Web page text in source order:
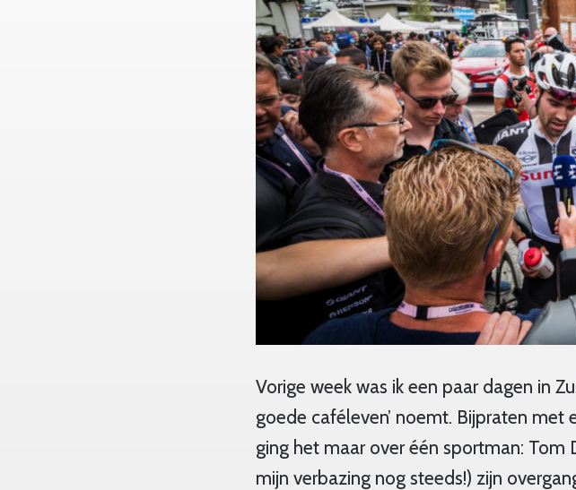
Vorige week was ik een paar dagen in
goede caféleven’ noemt. Bijpraten
ging het maar over één sportman:
mijn verbazing nog steeds!) zijn